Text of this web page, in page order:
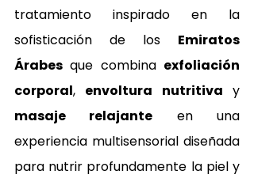
tratamiento inspirado en la
sofisticación de los Emiratos
Árabes que combina exfoliación
corporal, envoltura nutritiva
masaje relajante en una
experiencia multisensorial diseñada
para nutrir profundamente la piel y